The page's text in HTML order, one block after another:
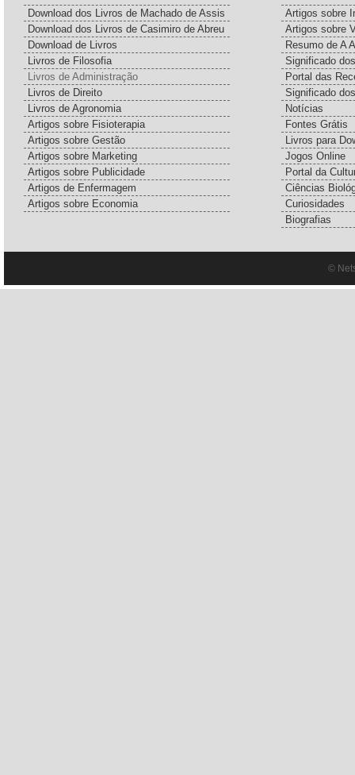
Download dos Livros de Machado de Assis
Download dos Livros de Casimiro de Abreu
Download de Livros
Livros de Filosofia
Livros de Administração
Livros de Direito
Livros de Agronomia
Artigos sobre Fisioterapia
Artigos sobre Gestão
Artigos sobre Marketing
Artigos sobre Publicidade
Artigos de Enfermagem
Artigos sobre Economia
Artigos sobre
Artigos sobre
Resumo de A
Significado
Portal das
Significado
Notícias
Fontes Grátis
Livros para
Jogos Online
Portal da
Ciências
Curiosidades
Biografias
©